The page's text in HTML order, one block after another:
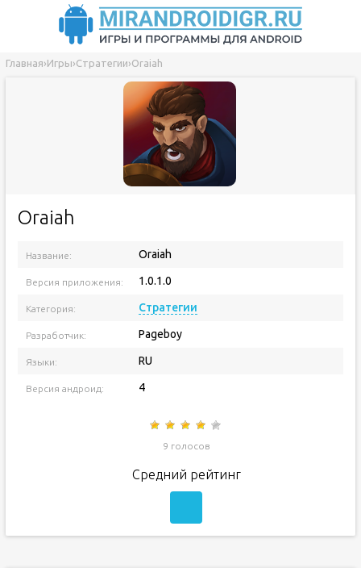
Главная›Игры›Стратегии›Oraiah
Oraiah
Название: Oraiah
Версия приложения: 1.0.1.0
Категория: Стратегии
Разработчик: Pageboy
Языки: RU
Версия андроид: 4
9 голосов
Средний рейтинг